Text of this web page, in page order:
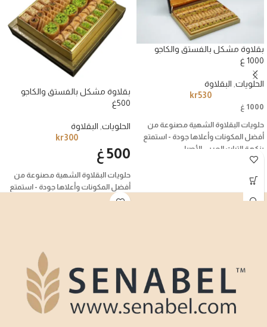
بقلاوة مشكل بالفستق والكاجو
1000 غ
الحلويات البقلاوة
kr530
1000 غ
حلويات البقلاوة الشهية مصنوعة من
أفضل المكونات وأعلاها جودة - استمتع
بنكهة التراث العربي الأصيل
بقلاوة مشكل بالفستق والكاجو
500غ
الحلويات البقلاوة
kr300
500 غ
حلويات البقلاوة الشهية مصنوعة من
أفضل المكونات وأعلاها جودة - استمتع
بنكهة التراث العربي الأصيل